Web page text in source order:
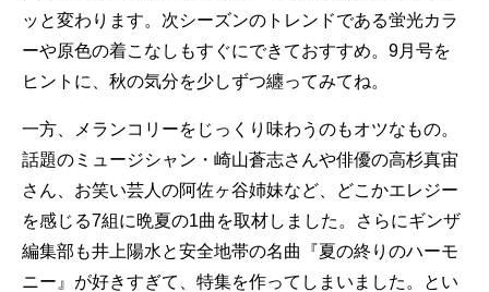
ッと変わります。次シーズンのトレンドである蛍光カラ
ーや原色の着こなしもすぐにできておすすめ。9月号を
ヒントに、秋の気分を少しずつ纏ってみてね。
一方、メランコリーをじっくり味わうのもオツなもの。
話題のミュージシャン・崎山蒼志さんや俳優の高杉真宙
さん、お笑い芸人の阿佐ヶ谷姉妹など、どこかエレジー
を感じる7組に晩夏の1曲を取材しました。さらにギンザ
編集部も井上陽水と安全地帯の名曲『夏の終りのハーモ
ニー』が好きすぎて、特集を作ってしまいました。とい